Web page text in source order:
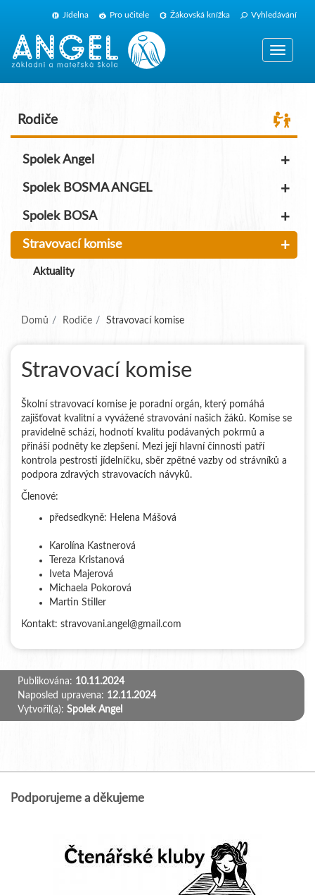
Jídelna Pro učitele Žákovská knížka Vyhledávání
Rodiče
Spolek Angel +
Spolek BOSMA ANGEL +
Spolek BOSA +
Stravovací komise +
Aktuality
Domů Rodiče Stravovací komise(aktuální)
Stravovací komise
Školní stravovací komise je poradní orgán, který pomáhá
zajišťovat kvalitní a vyvážené stravování našich žáků. Komise se
pravidelně schází, hodnotí kvalitu podávaných pokrmů a
přináší podněty ke zlepšení. Mezi její hlavní činnosti patří
kontrola pestrosti jídelníčku, sběr zpětné vazby od strávníků a
podpora zdravých stravovacích návyků.
Členové:
předsedkyně: Helena Mášová
Karolína Kastnerová
Tereza Kristanová
Iveta Majerová
Michaela Pokorová
Martin Stiller
Kontakt: stravovani.angel@gmail.com
Publikována: 10.11.2024
Naposled upravena: 12.11.2024
Vytvořil(a): Spolek Angel
Podporujeme a děkujeme